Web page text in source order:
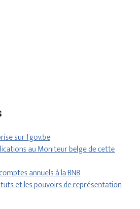
sur fgov.be
au Moniteur belge de cette
annuels à la BNB
et les pouvoirs de représentation